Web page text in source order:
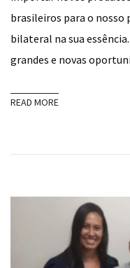
brasileiros para o nosso
bilateral na sua
grandes e novas
READ MORE